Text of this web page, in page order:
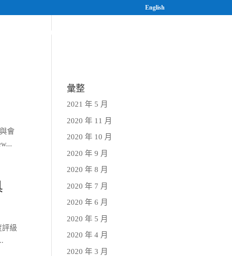
English
研究與人才培育
會
評級
彙整
2021 年 5 月
2020 年 11 月
2020 年 10 月
2020 年 9 月
2020 年 8 月
2020 年 7 月
2020 年 6 月
2020 年 5 月
2020 年 4 月
2020 年 3 月